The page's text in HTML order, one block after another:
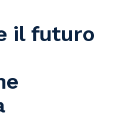
il futuro